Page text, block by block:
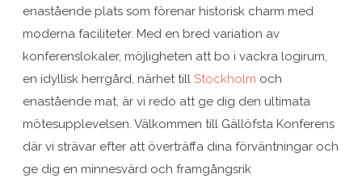
enastående plats som förenar historisk charm med
moderna faciliteter. Med en bred variation av
konferenslokaler, möjligheten att bo i vackra logirum,
en idyllisk herrgård, närhet till Stockholm och
enastående mat, är vi redo att ge dig den ultimata
mötesupplevelsen. Välkommen till Gällöfsta Konferens
där vi strävar efter att överträffa dina förväntningar och
ge dig en minnesvärd och framgångsrik